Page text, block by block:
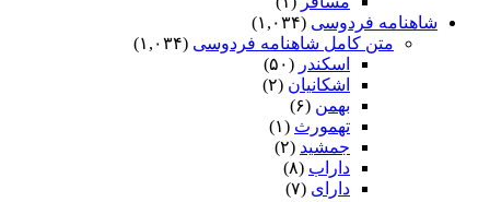
شاهنامه فردوسی (۱,۰۳۴)
متن کامل شاهنامه فردوسی (۱,۰۳۴)
اسکندر (۵۰)
اشکانیان (۲)
بهمن (۶)
تهمورث (۱)
جمشید (۲)
داراب (۸)
دارای (۷)